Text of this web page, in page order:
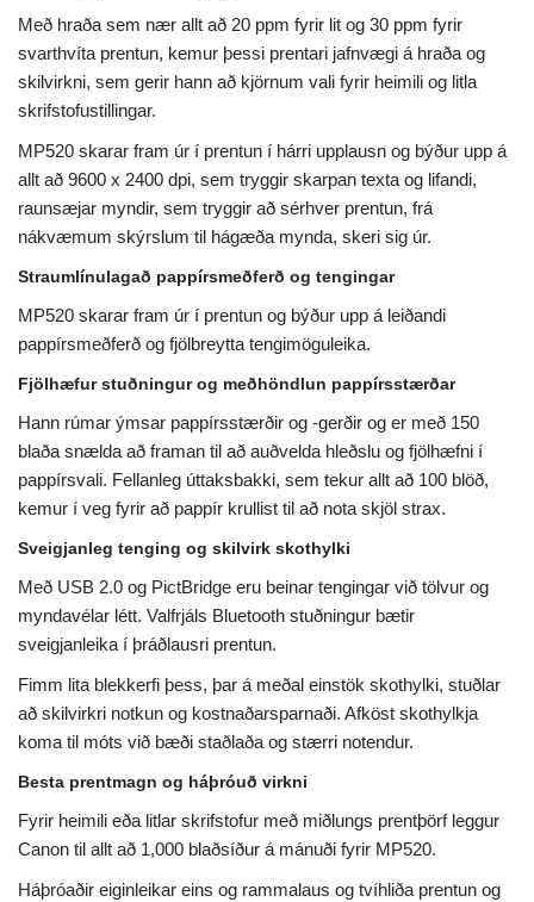
Með hraða sem nær allt að 20 ppm fyrir lit og 30 ppm fyrir
svarthvíta prentun, kemur þessi prentari jafnvægi á hraða og
skilvirkni, sem gerir hann að kjörnum vali fyrir heimili og litla
skrifstofustillingar.
MP520 skarar fram úr í prentun í hárri upplausn og býður upp á
allt að 9600 x 2400 dpi, sem tryggir skarpan texta og lifandi,
raunsæjar myndir, sem tryggir að sérhver prentun, frá
nákvæmum skýrslum til hágæða mynda, skeri sig úr.
Straumlínulagað pappírsmeðferð og tengingar
MP520 skarar fram úr í prentun og býður upp á leiðandi
pappírsmeðferð og fjölbreytta tengimöguleika.
Fjölhæfur stuðningur og meðhöndlun pappírsstærðar
Hann rúmar ýmsar pappírsstærðir og -gerðir og er með 150
blaða snælda að framan til að auðvelda hleðslu og fjölhæfni í
pappírsvali. Fellanleg úttaksbakki, sem tekur allt að 100 blöð,
kemur í veg fyrir að pappír krullist til að nota skjöl strax.
Sveigjanleg tenging og skilvirk skothylki
Með USB 2.0 og PictBridge eru beinar tengingar við tölvur og
myndavélar létt. Valfrjáls Bluetooth stuðningur bætir
sveigjanleika í þráðlausri prentun.
Fimm lita blekkerfi þess, þar á meðal einstök skothylki, stuðlar
að skilvirkri notkun og kostnaðarsparnaði. Afköst skothylkja
koma til móts við bæði staðlaða og stærri notendur.
Besta prentmagn og háþróuð virkni
Fyrir heimili eða litlar skrifstofur með miðlungs prentþörf leggur
Canon til allt að 1,000 blaðsíður á mánuði fyrir MP520.
Háþróaðir eiginleikar eins og rammalaus og tvíhliða prentun og